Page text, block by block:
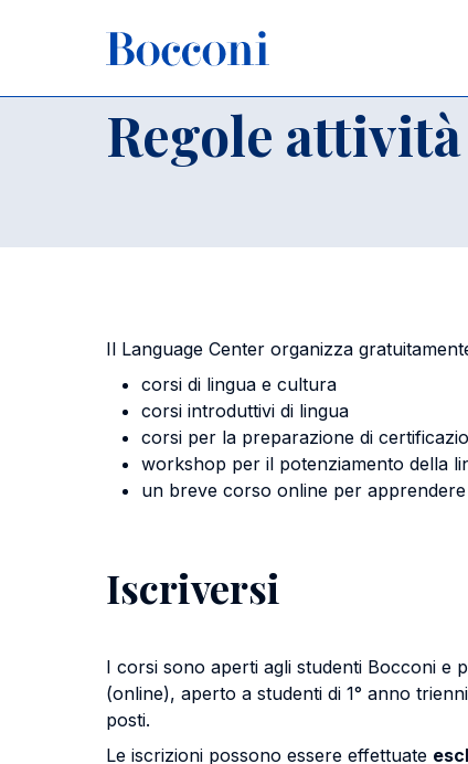
Briciole di pane
Home Per studenti iscritti
Regole
Il Language Center organizza
corsi di lingua e cultura
corsi introduttivi di lingua
corsi per la preparazione di
workshop per il potenziamento della
un breve corso online per
Iscriversi
I corsi sono aperti agli studenti Bocconi e
(online), aperto a studenti di 1° anno
posti.
Le iscrizioni possono essere effettuate